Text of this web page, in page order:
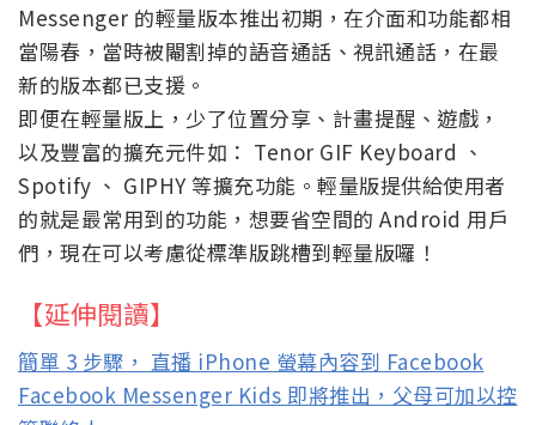
Messenger 的輕量版本推出初期，在介面和功能都相
當陽春，當時被閹割掉的語音通話、視訊通話，在最
新的版本都已支援。
即便在輕量版上，少了位置分享、計畫提醒、遊戲，
以及豐富的擴充元件如： Tenor GIF Keyboard 、
Spotify 、 GIPHY 等擴充功能。輕量版提供給使用者
的就是最常用到的功能，想要省空間的 Android 用戶
們，現在可以考慮從標準版跳槽到輕量版囉！
【延伸閱讀】
簡單 3 步驟， 直播 iPhone 螢幕內容到 Facebook
Facebook Messenger Kids 即將推出，父母可加以控